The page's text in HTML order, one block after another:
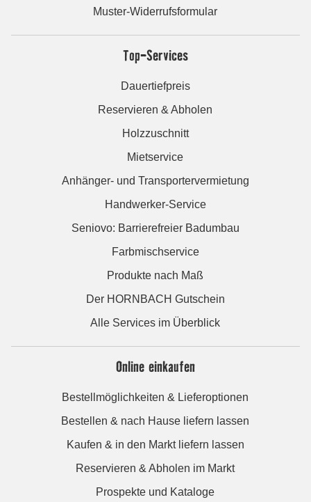
Muster-Widerrufsformular
Top-Services
Dauertiefpreis
Reservieren & Abholen
Holzzuschnitt
Mietservice
Anhänger- und Transportervermietung
Handwerker-Service
Seniovo: Barrierefreier Badumbau
Farbmischservice
Produkte nach Maß
Der HORNBACH Gutschein
Alle Services im Überblick
Online einkaufen
Bestellmöglichkeiten & Lieferoptionen
Bestellen & nach Hause liefern lassen
Kaufen & in den Markt liefern lassen
Reservieren & Abholen im Markt
Prospekte und Kataloge